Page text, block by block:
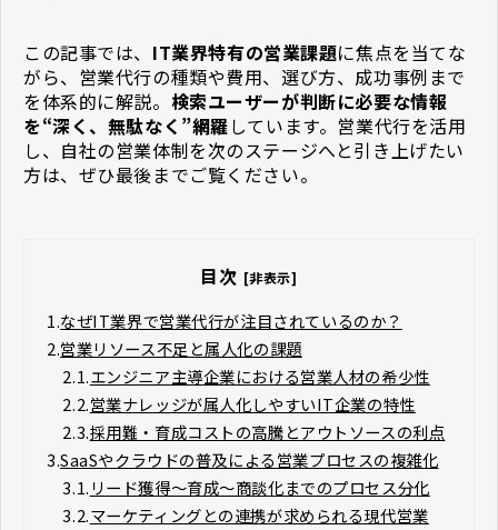
この記事では、 IT業界特有の営業課題に焦点を当てな
がら、営業代行の種類や費用、選び方、成功事例まで
を体系的に解説。 検索ユーザーが判断に必要な情報
を“深く、無駄なく”網羅しています。営業代行を活用
し、自社の営業体制を次のステージへと引き上げたい
方は、ぜひ最後までご覧ください。
目次 [非表示]
1.なぜIT業界で営業代行が注目されているのか？
2.営業リソース不足と属人化の課題
2.1.エンジニア主導企業における営業人材の希少性
2.2.営業ナレッジが属人化しやすいIT企業の特性
2.3.採用難・育成コストの高騰とアウトソースの利点
3.SaaSやクラウドの普及による営業プロセスの複雑化
3.1. リード獲得〜育成〜商談化までのプロセス分化
3.2.マーケティングとの連携が求められる現代営業